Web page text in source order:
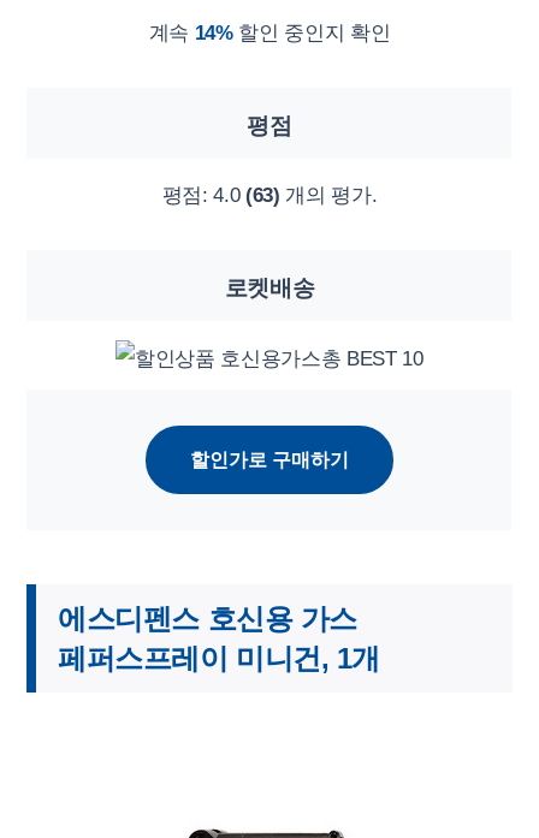
계속 14%할인 중인지 확인
평점
평점:4.0 (63) 개의 평가.
로켓배송
할인가로 구매하기
에스디펜스 호신용 가스
페퍼스프레이 미니건, 1개